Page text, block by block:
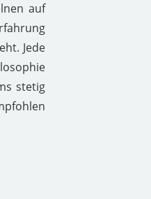
auf
Jede
stetig